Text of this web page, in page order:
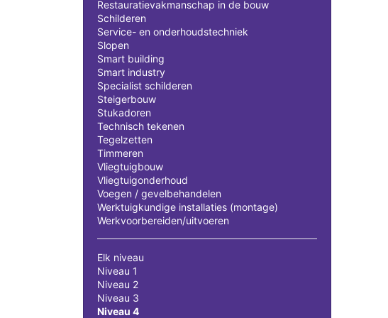
Restauratievakmanschap in de bouw
Schilderen
Service- en onderhoudstechniek
Slopen
Smart building
Smart industry
Specialist schilderen
Steigerbouw
Stukadoren
Technisch tekenen
Tegelzetten
Timmeren
Vliegtuigbouw
Vliegtuigonderhoud
Voegen / gevelbehandelen
Werktuigkundige installaties (montage)
Werkvoorbereiden/uitvoeren
Elk niveau
Niveau 1
Niveau 2
Niveau 3
Niveau 4